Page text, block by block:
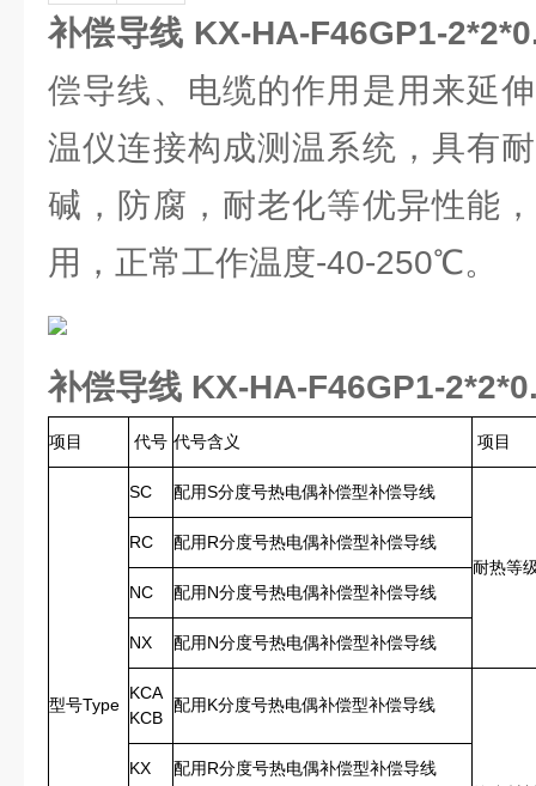
补偿导线 KX-HA-F46GP1-
偿导线、电缆的作用是用来延
温仪连接构成测温系统，具有
碱，防腐，耐老化等优异性能
用，正常工作温度-40-250℃。
补偿导线 KX-HA-F46GP1-
项目 代号 代号含义 项目
型号Type
SC 配用S分度号热电偶补偿型补偿导线
耐热等
RC 配用R分度号热电偶补偿型补偿导线
NC 配用N分度号热电偶补偿型补偿导线
NX 配用N分度号热电偶补偿型补偿导线
KCA
KCB
配用K分度号热电偶补偿型补偿导线
KX 配用R分度号热电偶补偿型补偿导线